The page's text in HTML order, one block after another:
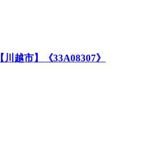
越市】《33A08307》